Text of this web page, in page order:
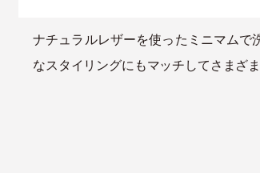
ナチュラルレザーを使ったミニマムで
なスタイリングにもマッチしてさまざ